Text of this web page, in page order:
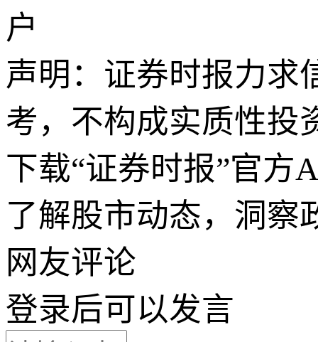
户
声明：证券时报力求
考，不构成实质性投
下载“证券时报”官方
了解股市动态，洞察
网友评论
登录后可以发言